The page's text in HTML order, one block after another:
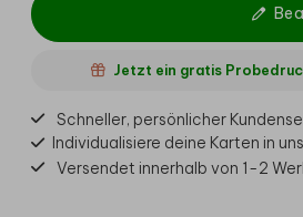
Jetzt ein gratis
Schneller, persönlicher
Individualisiere deine Karten in
Versendet innerhalb von 1-2